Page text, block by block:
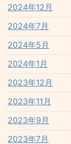
2024年12月
2024年7月
2024年5月
2024年1月
2023年12月
2023年11月
2023年9月
2023年7月